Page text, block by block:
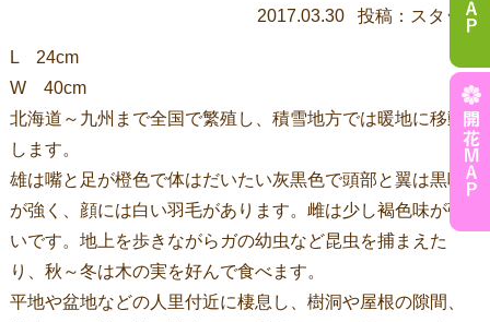
2017.03.30 投稿：スタッフ
L 24cm
W 40cm
北海道～九州まで全国で繁殖し、積雪地方では暖地に移動
します。
雄は嘴と足が橙色で体はだいたい灰黒色で頭部と翼は黒味
が強く、顔には白い羽毛があります。雌は少し褐色味が強
いです。地上を歩きながらガの幼虫など昆虫を捕まえた
り、秋～冬は木の実を好んで食べます。
平地や盆地などの人里付近に棲息し、樹洞や屋根の隙間、